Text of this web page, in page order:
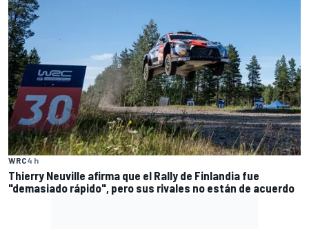
WRC4 h
Thierry Neuville afirma que el Rally de Finlandia fue
"demasiado rápido", pero sus rivales no están de acuerdo